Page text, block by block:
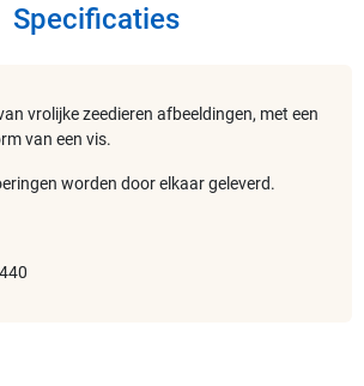
Specificaties
vrolijke zeedieren afbeeldingen, met een
van een vis.
worden door elkaar geleverd.